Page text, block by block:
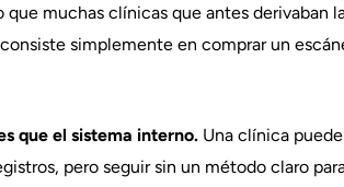
muchas clínicas que antes derivaban
simplemente en comprar un
que el sistema interno.Una clínica
pero seguir sin un método claro